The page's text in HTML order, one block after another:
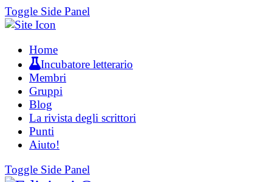
Toggle Side Panel
Home
Incubatore letterario
Membri
Gruppi
Blog
La rivista degli scrittori
Punti
Aiuto!
Toggle Side Panel